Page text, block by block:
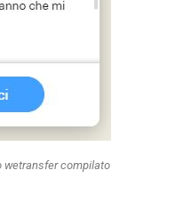
wetransfer compilato